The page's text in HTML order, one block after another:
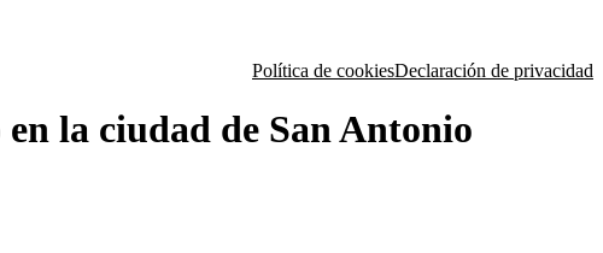
Política de cookiesDeclaración de privacidad
la ciudad de San Antonio